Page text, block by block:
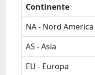
Continente
NA - Nord America
AS - Asia
EU - Europa